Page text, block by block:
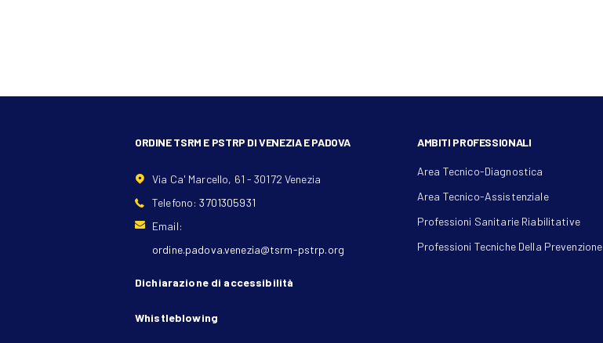
ORDINE TSRM E PSTRP DI VENEZIA E PADOVA
Via Ca' Marcello, 61 - 30172 Venezia
Telefono:3701305931
Email:
ordine.padova.venezia@tsrm-pstrp.org
Dichiarazione di accessibilità
AMBITI PROFESSIONALI
Area Tecnico-Diagnostica
Area Tecnico-Assistenziale
Professioni Sanitarie Riabilitative
Professioni Tecniche Della Prevenzione
Whistleblowing